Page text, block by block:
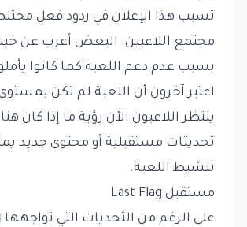
تسبب هذا الإعلان في ردود فعل
مجتمع اللاعبين. البعض أعرب عن
بسبب عدم دعم اللعبة كما كانوا
اعتبر آخرون أن اللعبة لم تكن
ينتظر اللاعبون الآن رؤية ما إذا كان
تحديثات مستقبلية أو محتوى جديد
تنشيط اللعبة.
مستقبل Last Flag
على الرغم من التحديات التي تواجهها